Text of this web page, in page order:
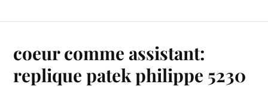
coeur comme assistant:
replique patek philippe 5230